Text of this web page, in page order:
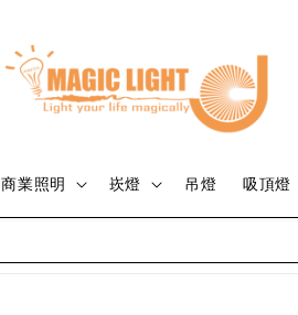
商業照明 崁燈 吊燈 吸頂燈